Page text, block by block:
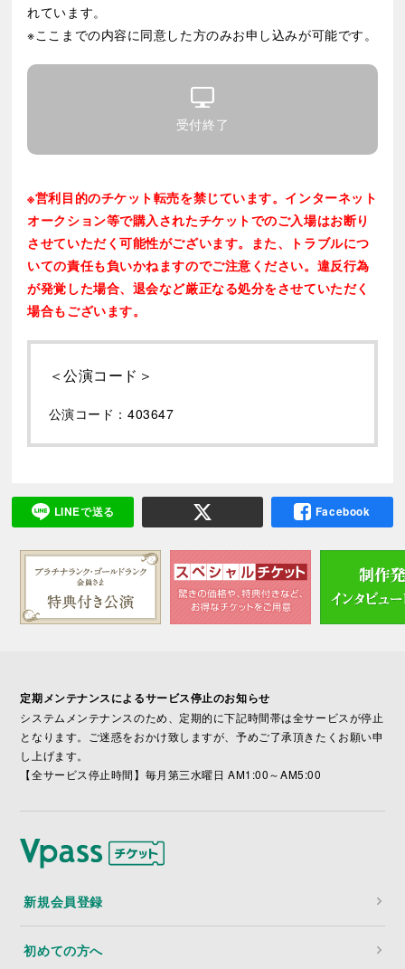
れています。
※ここまでの内容に同意した方のみお申し込みが可能です。
受付終了
※営利目的のチケット転売を禁じています。インターネット
オークション等で購入されたチケットでのご入場はお断り
させていただく可能性がございます。また、トラブルにつ
いての責任も負いかねますのでご注意ください。違反行為
が発覚した場合、退会など厳正なる処分をさせていただく
場合もございます。
＜公演コード＞
公演コード：403647
LINEで送る Facebook
定期メンテナンスによるサービス停止のお知らせ
システムメンテナンスのため、定期的に下記時間帯は全サービスが停止
となります。ご迷惑をおかけ致しますが、予めご了承頂きたくお願い申
し上げます。
【全サービス停止時間】毎月第三水曜日 AM1:00～AM5:00
新規会員登録
初めての方へ